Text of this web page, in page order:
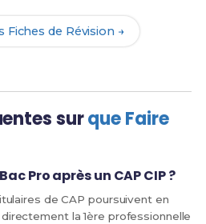
Fiches de Révision →
surque Faire
Pro après un CAP CIP ?
de CAP poursuivent en
la 1ère professionnelle